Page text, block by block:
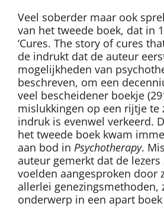
Veel soberder maar ook
van het tweede boek, dat in
‘Cures. The story of cures
de indrukt dat de auteur
mogelijkheden van
beschreven, om een
veel bescheidener boekje
mislukkingen op een rijtje te
indruk is evenwel verkeerd.
het tweede boek kwam
aan bod in Psychotherapy.
auteur gemerkt dat de lezers
voelden aangesproken door
allerlei genezingsmethoden,
onderwerp in een apart